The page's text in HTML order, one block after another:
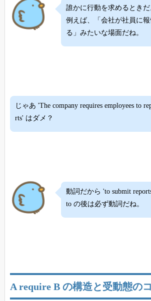
誰かに行動を求めるときだ
例えば、「会社が社員に
る」みたいな場面だね。
じゃあ 'The company requires employees to
rts' はダメ？
動詞だから 'to submit
to の後は必ず動詞だね。
A require B の構造と受動態の